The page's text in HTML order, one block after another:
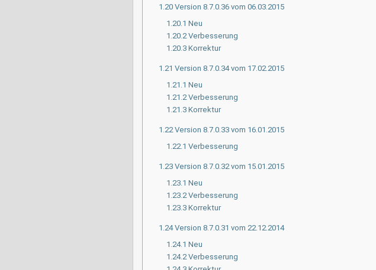
1.20 Version 8.7.0.36 vom 06.03.2015
1.20.1 Neu
1.20.2 Verbesserung
1.20.3 Korrektur
1.21 Version 8.7.0.34 vom 17.02.2015
1.21.1 Neu
1.21.2 Verbesserung
1.21.3 Korrektur
1.22 Version 8.7.0.33 vom 16.01.2015
1.22.1 Verbesserung
1.23 Version 8.7.0.32 vom 15.01.2015
1.23.1 Neu
1.23.2 Verbesserung
1.23.3 Korrektur
1.24 Version 8.7.0.31 vom 22.12.2014
1.24.1 Neu
1.24.2 Verbesserung